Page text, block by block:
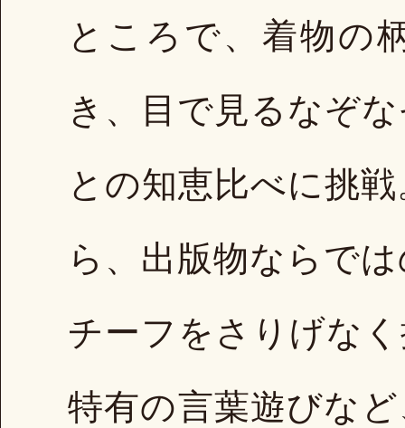
ところで、着物の
き、目で見るなぞ
との知恵比べに挑
ら、出版物ならで
チーフをさりげな
特有の言葉遊びな